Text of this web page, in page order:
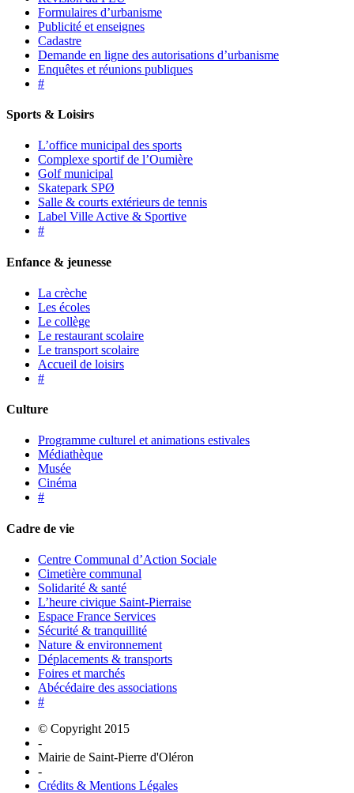
Formulaires d’urbanisme
Publicité et enseignes
Cadastre
Demande en ligne des autorisations d’urbanisme
Enquêtes et réunions publiques
#
Sports & Loisirs
L’office municipal des sports
Complexe sportif de l’Oumière
Golf municipal
Skatepark SPØ
Salle & courts extérieurs de tennis
Label Ville Active & Sportive
#
Enfance & jeunesse
La crèche
Les écoles
Le collège
Le restaurant scolaire
Le transport scolaire
Accueil de loisirs
#
Culture
Programme culturel et animations estivales
Médiathèque
Musée
Cinéma
#
Cadre de vie
Centre Communal d’Action Sociale
Cimetière communal
Solidarité & santé
L’heure civique Saint-Pierraise
Espace France Services
Sécurité & tranquillité
Nature & environnement
Déplacements & transports
Foires et marchés
Abécédaire des associations
#
© Copyright 2015
-
Mairie de Saint-Pierre d'Oléron
-
Crédits & Mentions Légales